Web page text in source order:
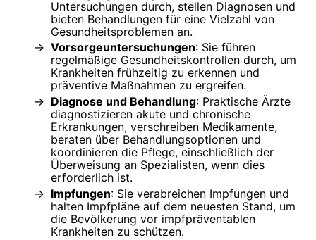
Untersuchungen durch, stellen Diagnosen und
bieten Behandlungen für eine Vielzahl von
Gesundheitsproblemen an.
Vorsorgeuntersuchungen: Sie führen
regelmäßige Gesundheitskontrollen durch, um
Krankheiten frühzeitig zu erkennen und
präventive Maßnahmen zu ergreifen.
Diagnose und Behandlung: Praktische Ärzte
diagnostizieren akute und chronische
Erkrankungen, verschreiben Medikamente,
beraten über Behandlungsoptionen und
koordinieren die Pflege, einschließlich der
Überweisung an Spezialisten, wenn dies
erforderlich ist.
Impfungen: Sie verabreichen Impfungen und
halten Impfpläne auf dem neuesten Stand, um
die Bevölkerung vor impfpräventablen
Krankheiten zu schützen.